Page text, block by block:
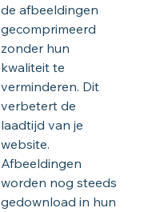
de afbeeldingen
gecomprimeerd
zonder hun
kwaliteit te
verminderen. Dit
verbetert de
laadtijd van je
website.
Afbeeldingen
worden nog steeds
gedownload in hun